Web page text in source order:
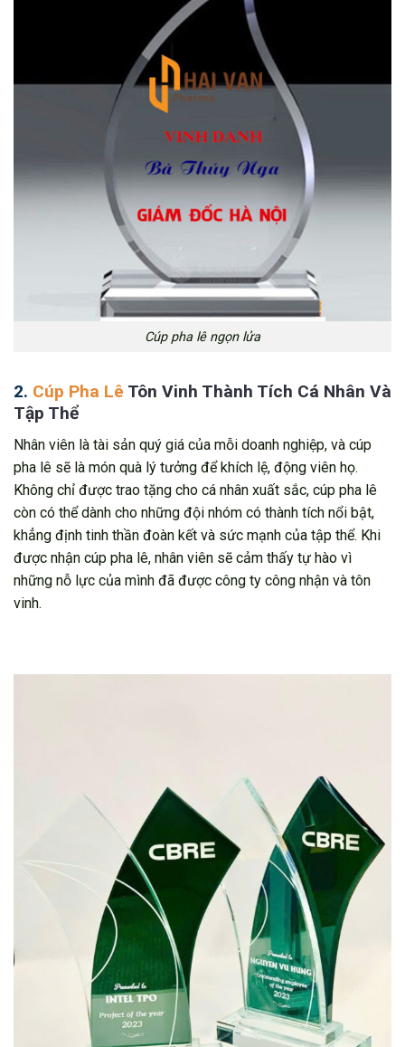
Cúp pha lê ngọn lửa
2. Cúp Pha Lê Tôn Vinh Thành Tích Cá Nhân Và
Tập Thể
Nhân viên là tài sản quý giá của mỗi doanh nghiệp, và cúp
pha lê sẽ là món quà lý tưởng để khích lệ, động viên họ.
Không chỉ được trao tặng cho cá nhân xuất sắc, cúp pha lê
còn có thể dành cho những đội nhóm có thành tích nổi bật,
khẳng định tinh thần đoàn kết và sức mạnh của tập thể. Khi
được nhận cúp pha lê, nhân viên sẽ cảm thấy tự hào vì
những nỗ lực của mình đã được công ty công nhận và tôn
vinh.